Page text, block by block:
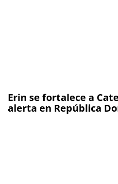
Erin se fortalece a
alerta en República